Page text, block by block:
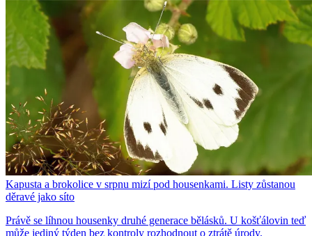
Kapusta a brokolice v srpnu mizí pod housenkami. Listy zůstanou
děravé jako síto
Právě se líhnou housenky druhé generace bělásků. U košťálovin teď
může jediný týden bez kontroly rozhodnout o ztrátě úrody.